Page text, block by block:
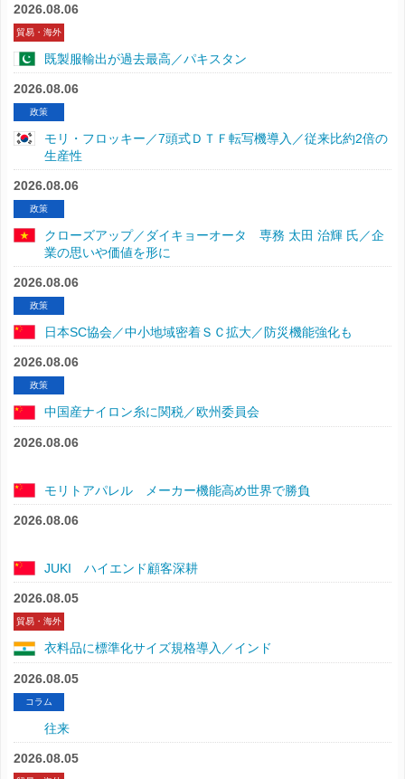
2026.08.06
貿易・海外
既製服輸出が過去最高／パキスタン
2026.08.06
政策
モリ・フロッキー／7頭式ＤＴＦ転写機導入／従来比約2倍の
生産性
2026.08.06
政策
クローズアップ／ダイキョーオータ 専務 太田 治輝 氏／企
業の思いや価値を形に
2026.08.06
政策
日本SC協会／中小地域密着ＳＣ拡大／防災機能強化も
2026.08.06
政策
中国産ナイロン糸に関税／欧州委員会
2026.08.06
モリトアパレル メーカー機能高め世界で勝負
2026.08.06
JUKI ハイエンド顧客深耕
2026.08.05
貿易・海外
衣料品に標準化サイズ規格導入／インド
2026.08.05
コラム
往来
2026.08.05